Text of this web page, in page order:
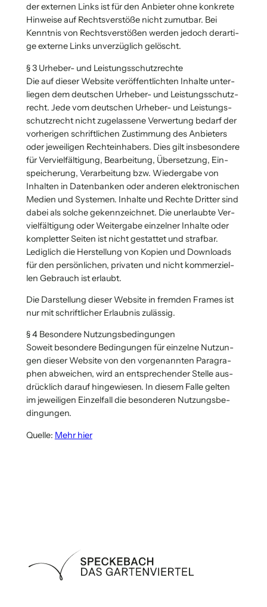
der exter­nen Links ist für den Anbie­ter ohne kon­kre­te
Hin­wei­se auf Rechts­ver­stö­ße nicht zumut­bar. Bei
Kennt­nis von Rechts­ver­stö­ßen wer­den jedoch der­ar­ti­
ge exter­ne Links unver­züg­lich gelöscht.
§ 3 Urhe­ber- und Leis­tungs­schutz­rech­te
Die auf die­ser Web­site ver­öf­fent­lich­ten Inhal­te unter­
lie­gen dem deut­schen Urhe­ber- und Leis­tungs­schutz­
recht. Jede vom deut­schen Urhe­ber- und Leis­tungs­
schutz­recht nicht zuge­las­se­ne Ver­wer­tung bedarf der
vor­he­ri­gen schrift­li­chen Zustim­mung des Anbie­ters
oder jewei­li­gen Rech­te­inha­bers. Dies gilt ins­be­son­de­re
für Ver­viel­fäl­ti­gung, Bear­bei­tung, Über­set­zung, Ein­
spei­che­rung, Ver­ar­bei­tung bzw. Wie­der­ga­be von
Inhal­ten in Daten­ban­ken oder ande­ren elek­tro­ni­schen
Medi­en und Sys­te­men. Inhal­te und Rech­te Drit­ter sind
dabei als sol­che gekenn­zeich­net. Die uner­laub­te Ver­
viel­fäl­ti­gung oder Wei­ter­ga­be ein­zel­ner Inhal­te oder
kom­plet­ter Sei­ten ist nicht gestat­tet und straf­bar.
Ledig­lich die Her­stel­lung von Kopien und Down­loads
für den per­sön­li­chen, pri­va­ten und nicht kom­mer­zi­el­
len Gebrauch ist erlaubt.
Die Dar­stel­lung die­ser Web­site in frem­den Frames ist
nur mit schrift­li­cher Erlaub­nis zuläs­sig.
§ 4 Beson­de­re Nut­zungs­be­din­gun­gen
Soweit beson­de­re Bedin­gun­gen für ein­zel­ne Nut­zun­
gen die­ser Web­site von den vor­ge­nann­ten Para­gra­
phen abwei­chen, wird an ent­spre­chen­der Stel­le aus­
drück­lich dar­auf hin­ge­wie­sen. In die­sem Fal­le gel­ten
im jewei­li­gen Ein­zel­fall die beson­de­ren Nut­zungs­be­
din­gun­gen.
Quel­le: Mehr hier